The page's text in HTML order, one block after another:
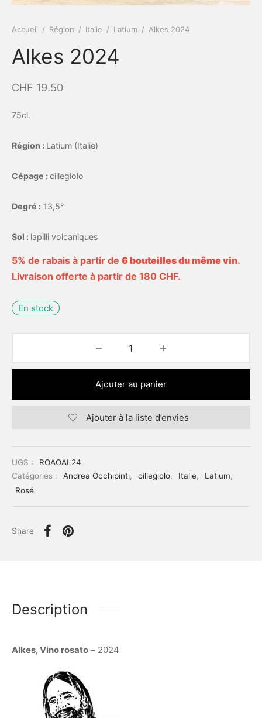
Accueil / Région / Italie / Latium / Alkes 2024
Alkes 2024
CHF 19.50
75cl.
Région : Latium (Italie)
Cépage :cillegiolo
Degré : 13,5°
Sol : lapilli volcaniques
5% de rabais à partir de 6 bouteilles du même vin.
Livraison offerte à partir de 180 CHF.
En stock
Ajouter au panier
Ajouter à la liste d’envies
UGS :
ROAOAL24
Catégories :
Andrea Occhipinti, cillegiolo, Italie, Latium,
Rosé
Share
Description
Alkes, Vino rosato – 2024